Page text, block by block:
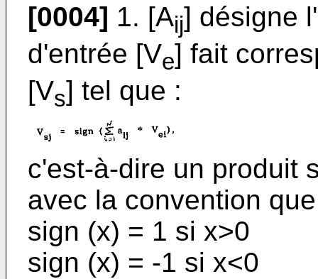
[0004] 1. [Aij] désigne
d'entrée [Ve] fait
[Vs] tel que :
c'est-à-dire un produit
avec la convention que
sign (x) = 1 si x>0
sign (x) = -1 si x<0